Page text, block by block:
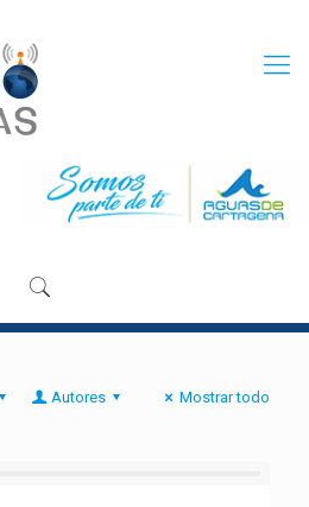
Autores Mostrar todo